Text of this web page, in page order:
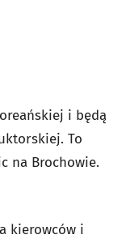
i będą
To
na Brochowie.
kierowców i